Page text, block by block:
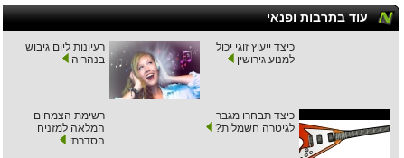
עוד בתרבות ופנאי
כיצד ייעוץ זוגי יכול
למנוע גירושין
רעיונות ליום גיבוש
בנהריה
כיצד תבחרו מגבר
לגיטרה חשמלית?
רשימת הצמחים
המלאה למזניח
הסדרתי